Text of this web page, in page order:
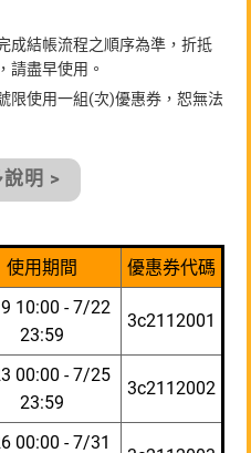
成結帳流程之順序為準，折抵
請盡早使用。
限使用一組(次)優惠券，恕無法
說明 >
使用期間 優惠券代碼
10:00 - 7/22
23:59
3c2112001
00:00 - 7/25
23:59
3c2112002
00:00 - 7/31